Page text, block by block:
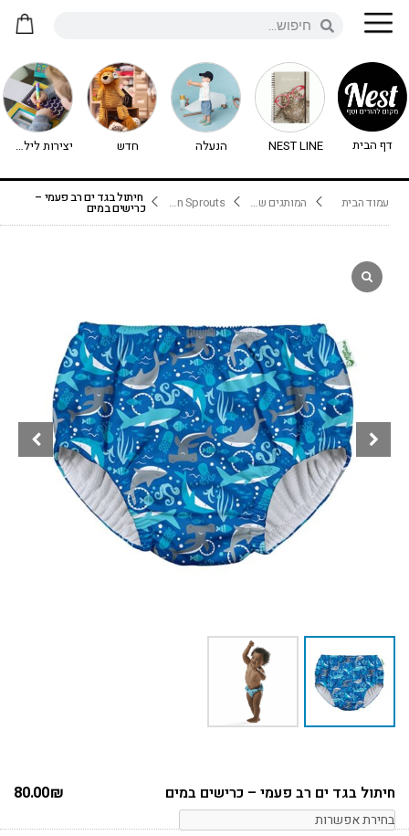
דף הבית NEST LINE הנעלה חדש יצירות לילדים - יצירה לילדים
עמוד הבית המותגים שלנו Green Sprouts- בגד ים לתינוק חיתול בגד ים רב פעמי –
כרישים במים
חיתול בגד ים רב פעמי – כרישים במים 80.00₪